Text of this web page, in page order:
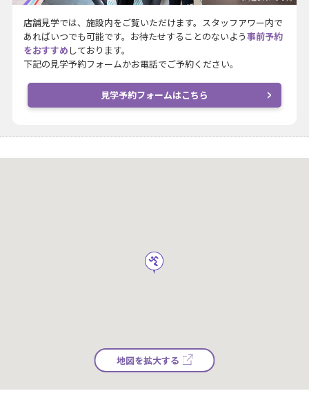
店舗見学では、施設内をご覧いただけます。スタッフアワー内で
あればいつでも可能です。お待たせすることのないよう事前予約
をおすすめ しております。
下記の見学予約フォームかお電話でご予約ください。
見学予約フォームはこちら
地図を拡大する